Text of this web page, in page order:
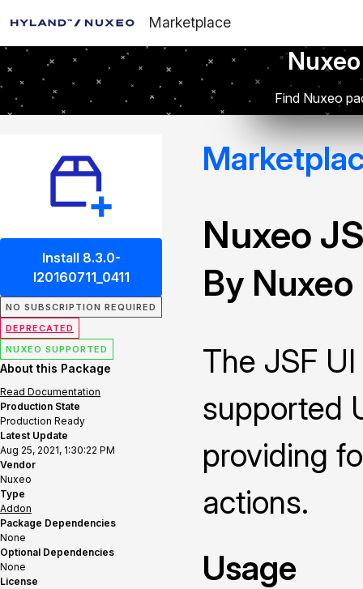
Marketplace
Find Nuxeo
Install 8.3.0-
I20160711_0411
NO SUBSCRIPTION REQUIRED
DEPRECATED
NUXEO SUPPORTED
About this Package
Read Documentation
Production State
Production Ready
Latest Update
Aug 25, 2021, 1:30:22 PM
Vendor
Nuxeo
Type
Addon
Package Dependencies
None
Optional Dependencies
None
License
Nuxeo
By Nuxeo
The JSF
supported
providing
actions.
Usage